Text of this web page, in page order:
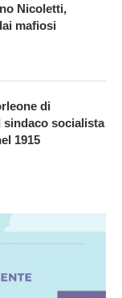
Nicoletti,
mafiosi
di
sindaco socialista
1915